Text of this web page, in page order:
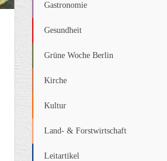
Gastronomie
Gesundheit
Grüne Woche Berlin
Kirche
Kultur
Land- & Forstwirtschaft
Leitartikel